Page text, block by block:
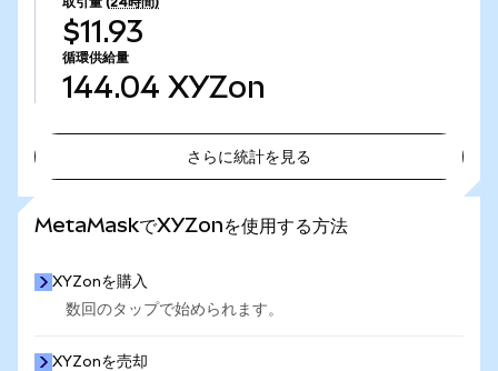
$11.93
循環供給量
144.04 XYZon
さらに統計を見る
MetaMaskでXYZonを使用する方法
XYZonを購入
数回のタップで始められます。
XYZonを売却